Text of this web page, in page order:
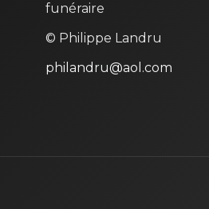
funéraire
© Philippe Landru
philandru@aol.com